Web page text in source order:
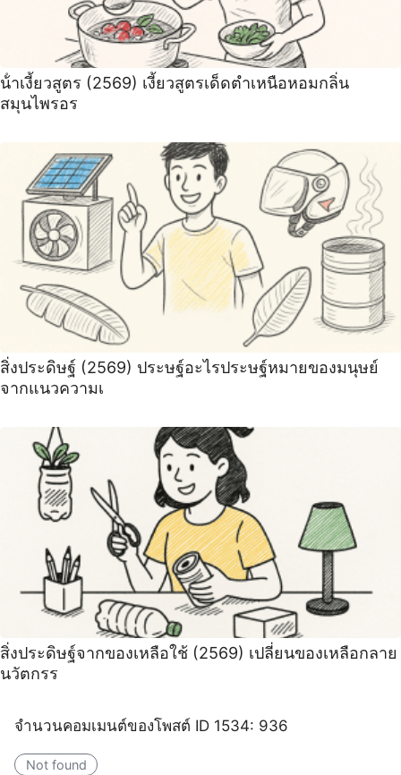
น้ําเงี้ยวสูตร (2569) เงี้ยวสูตรเด็ดตำเหนือหอมกลิ่น
สมุนไพรอร
สิ่งประดิษฐ์ (2569) ประษฐ์อะไรประษฐ์หมายของมนุษย์
จากแนวความเ
สิ่งประดิษฐ์จากของเหลือใช้ (2569) เปลี่ยนของเหลือกลาย
นวัตกรร
จำนวนคอมเมนต์ของโพสต์ ID 1534: 936
Not found